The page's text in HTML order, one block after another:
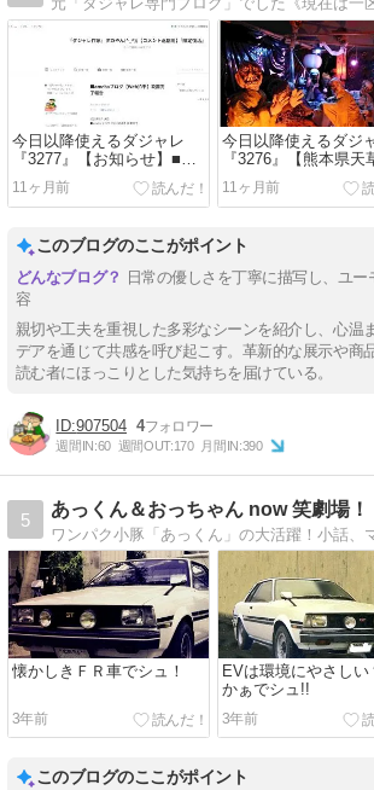
今日以降使えるダジャレ
『3277』【お知らせ】■ダ
ジャレブログ投稿終了《X
では、ダジャレは呟きま
す》
11ヶ月前
今日以降使えるダジ
『3276』【熊本県天
地岳町「道の駅 宮地
しの里」】■道の駅
かし肝試し」、花嫁
「今にも動きだしそ
い」
11ヶ月前
このブログのここがポイント
日常の優しさを丁寧に描写し、ユ
容
親切や工夫を重視した多彩なシーンを紹介し、心温
デアを通じて共感を呼び起こす。革新的な展示や商
読む者にほっこりとした気持ちを届けている。
907504 4
週間IN:60 週間OUT:170 月間IN:390
5
あっくん＆おっちゃん now 笑劇場！
懐かしきＦＲ車でシュ！
3年前
EVは環境にやさしい
かぁでシュ!!
3年前
このブログのここがポイント